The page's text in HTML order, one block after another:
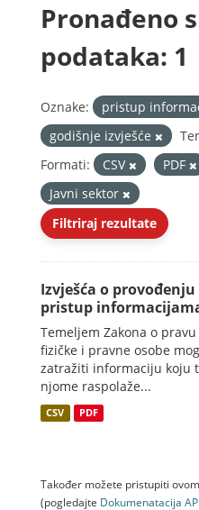
Pronađeno
podataka: 1
Oznake:
pristup
godišnje izvješće
Formati:
CSV PDF
Javni sektor
Filtriraj rezultate
Izvješća o
pristup
Temeljem Zakona o
fizičke i pravne osobe
zatražiti informaciju koju
njome raspolaže...
CSV PDF
Također možete pristupiti
(pogledajte Dokumenаtаcijа